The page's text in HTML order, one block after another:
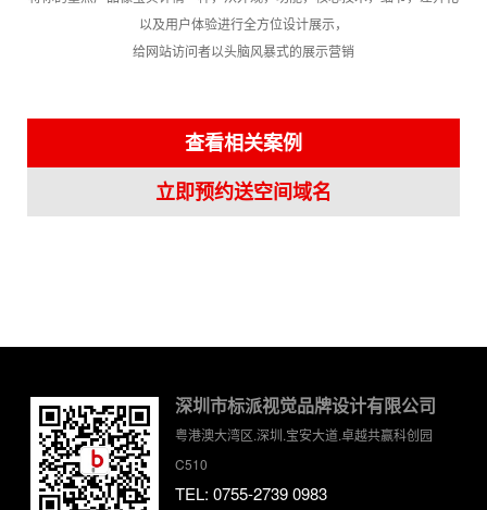
以及用户体验进行全方位设计展示，
给网站访问者以头脑风暴式的展示营销
查看相关案例
立即预约送空间域名
深圳市标派视觉品牌设计有限公司
粤港澳大湾区.深圳.宝安大道.卓越共赢科创园
C510
TEL: 0755-2739 0983